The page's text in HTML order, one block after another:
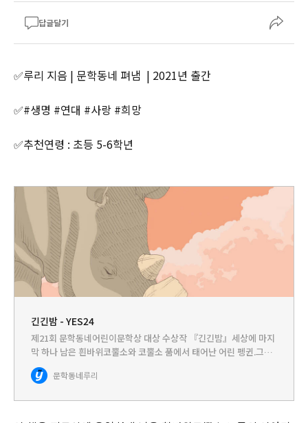
답글달기
✅루리 지음 | 문학동네 펴냄 | 2021년 출간
✅#생명 #연대 #사랑 #희망
✅추천연령 : 초등 5-6학년
긴긴밤 - YES24
제21회 문학동네어린이문학상 대상 수상작 『긴긴밤』세상에 마지
막 하나 남은 흰바위코뿔소와 코뿔소 품에서 태어난 어린 펭귄.그땐
기적인 줄 몰랐다, 머리부터 발끝까지 모든 것이 다른 우리에게 서로
밖에 없다는 게.세상에 마지막 하나 남은 코뿔소가 된다면, 소중한…
문학동네루리